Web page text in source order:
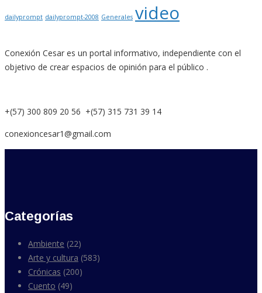
dailyprompt dailyprompt-2008 Generales video
Conexión Cesar es un portal informativo, independiente con el
objetivo de crear espacios de opinión para el público .
+(57) 300 809 20 56 +(57) 315 731 39 14
conexioncesar1@gmail.com
Categorías
Ambiente (22)
Arte y cultura (583)
Crónicas (200)
Cuento (49)